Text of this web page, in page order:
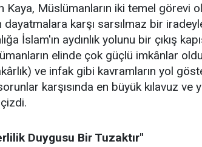
Kaya, Müslümanların iki temel görevi
dayatmalara karşı sarsılmaz bir
İslam'ın aydınlık yolunu bir çıkış
elinde çok güçlü imkânlar
ve infak gibi kavramların yol
karşısında en büyük kılavuz
çizdi.
Duygusu Bir Tuzaktır"